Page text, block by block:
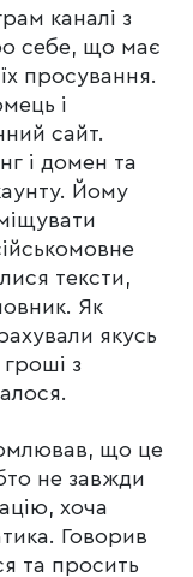
каналі з
себе, що має
просування.
і
сайт.
і домен та
Йому
тексти,
Як
якусь
з
що це
не завжди
хоча
Говорив
та просить